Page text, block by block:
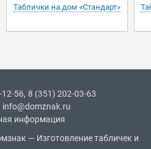
Таблички на дом «Стандарт»
56, 8 (351) 202-03-63
info@domznak.ru
информация
— Изготовление табличек и